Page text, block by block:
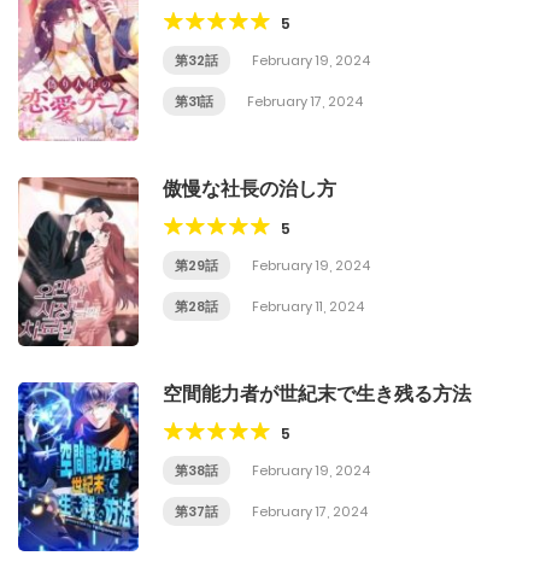
5
第32話 February 19, 2024
第31話 February 17, 2024
傲慢な社長の治し方
5
第29話 February 19, 2024
第28話 February 11, 2024
空間能力者が世紀末で生き残る方法
5
第38話 February 19, 2024
第37話 February 17, 2024